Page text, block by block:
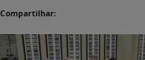
Compartilhar: